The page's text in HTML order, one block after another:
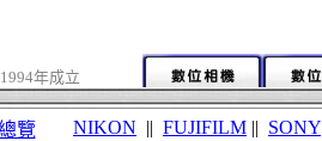
1994年成立
覽 NIKON || FUJIFILM || SONY